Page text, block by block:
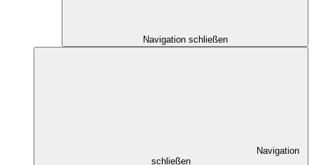
Navigation schließen
Navigation
schließen